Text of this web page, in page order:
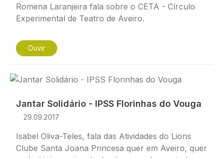
Romena Laranjeira fala sobre o CETA - Círculo
Experimental de Teatro de Aveiro.
Ouvir
Imagem
Jantar Solidário - IPSS Florinhas do Vouga
29.09.2017
Isabel Oliva-Teles, fala das Atividades do Lions
Clube Santa Joana Princesa quer em Aveiro, quer